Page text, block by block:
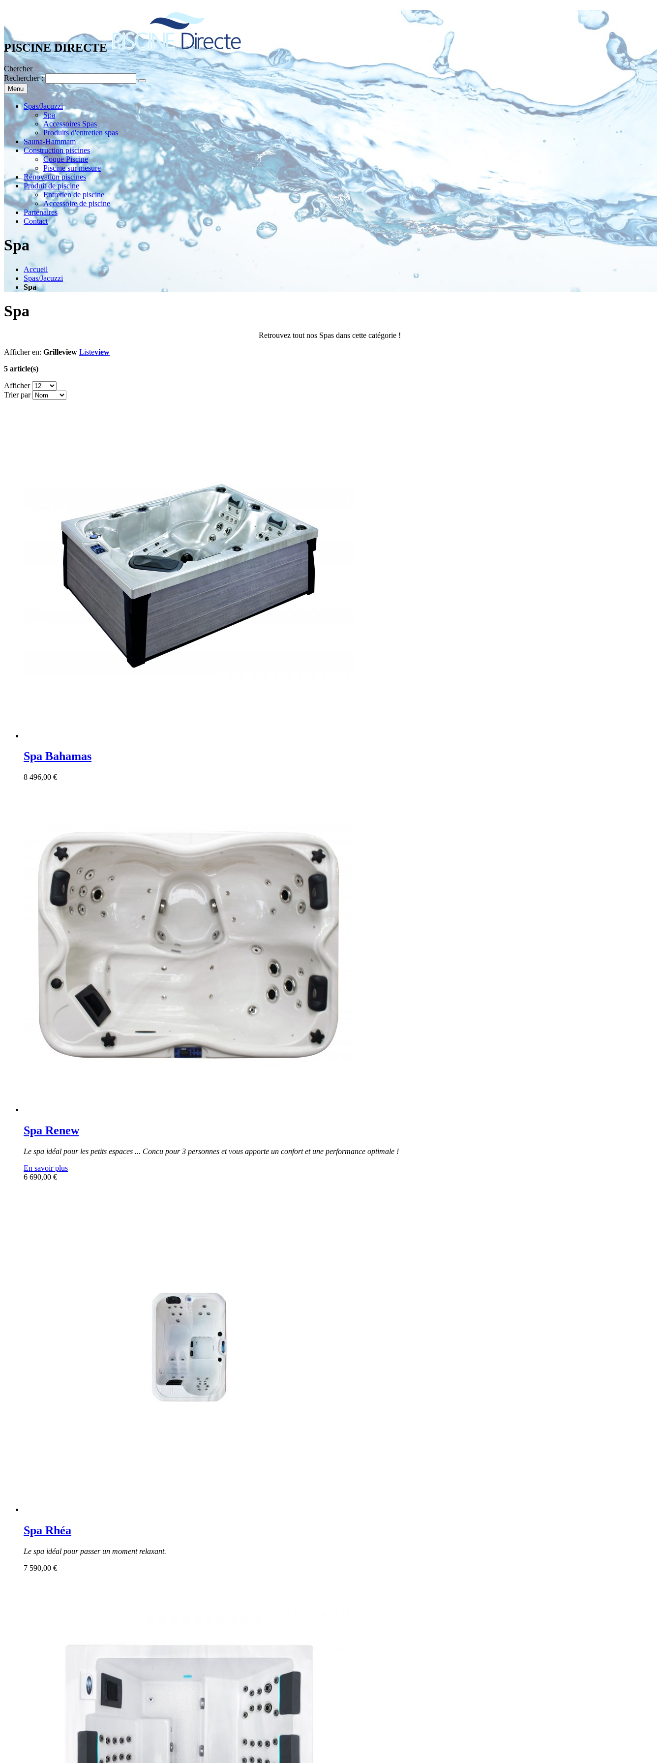
PISCINE DIRECTE
Chercher
Rechercher :
Menu
Spas/Jacuzzi
Spa
Accessoires Spas
Produits d'entretien spas
Sauna-Hammam
Construction piscines
Coque Piscine
Piscine sur mesure
Rénovation piscines
Produit de piscine
Entretien de piscine
Accessoire de piscine
Partenaires
Contact
Spa
Accueil
Spas/Jacuzzi
Spa
Spa
Retrouvez tout nos Spas dans cette catégorie !
Afficher en: Grilleview Listeview
5 article(s)
Afficher
Trier par
Spa Bahamas
8 496,00 €
Spa Renew
Le spa idéal pour les petits espaces ... Concu pour 3 personnes et vous apporte un confort et une performance optimale !
En savoir plus
6 690,00 €
Spa Rhéa
Le spa idéal pour passer un moment relaxant.
7 590,00 €